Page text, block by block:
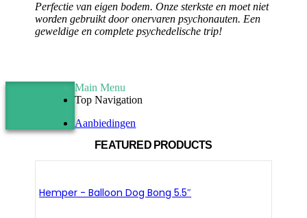
Perfectie van eigen bodem. Onze sterkste en moet niet
worden gebruikt door onervaren psychonauten. Een
geweldige en complete psychedelische trip!
FEATURED PRODUCTS
Hemper - Balloon Dog Bong 5.5″
Main Menu
Top Navigation
Aanbiedingen